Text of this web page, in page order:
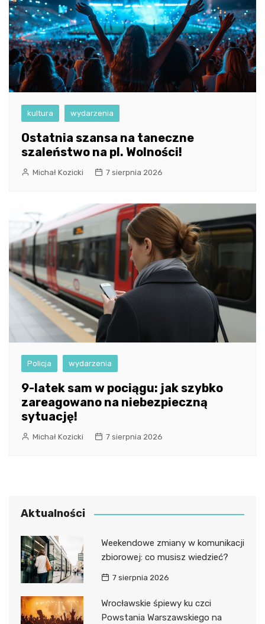
kultura wydarzenia
Ostatnia szansa na taneczne
szaleństwo na pl. Wolności!
Michał Kozicki 7 sierpnia 2026
Policja wydarzenia
9-latek sam w pociągu: jak szybko
zareagowano na niebezpieczną
sytuację!
Michał Kozicki 7 sierpnia 2026
Aktualności
Weekendowe zmiany w komunikacji
zbiorowej: co musisz wiedzieć?
7 sierpnia 2026
Wrocławskie śpiewy ku czci
Powstania Warszawskiego na